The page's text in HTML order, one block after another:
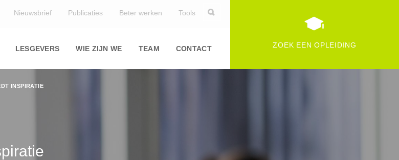
Nieuwsbrief Publicaties Beter werken Tools
LESGEVERS WIE ZIJN WE TEAM CONTACT ZOEK EEN OPLEIDING
INSPIRATIE